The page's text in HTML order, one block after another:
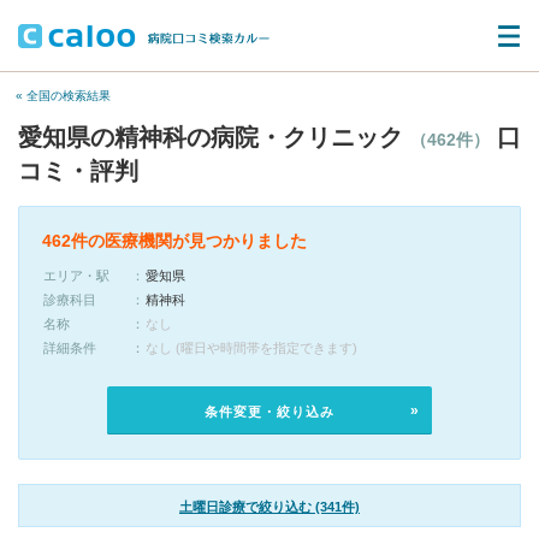
« 全国の検索結果
愛知県の精神科の病院・クリニック （462件）
口
コミ・評判
462件の医療機関が見つかりました
エリア・駅
愛知県
診療科目
精神科
名称
なし
詳細条件
なし (曜日や時間帯を指定できます)
条件変更・絞り込み
土曜日診療で絞り込む (341件)